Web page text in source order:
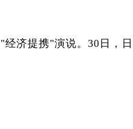
提携"演说。30日，